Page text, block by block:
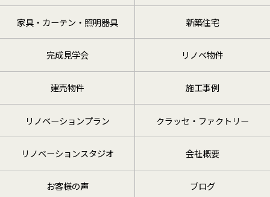
家具・カーテン・照明器具 新築住宅
完成見学会 リノベ物件
建売物件 施工事例
リノベーションプラン クラッセ・ファクトリー
リノベーションスタジオ 会社概要
お客様の声 ブログ